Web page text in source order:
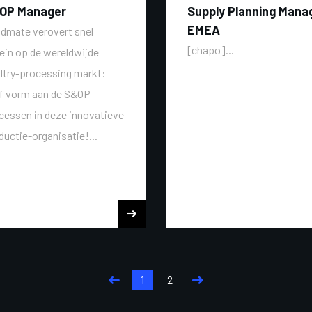
Manager
verovert snel
op de wereldwijde
processing markt:
vorm aan de S&OP
in deze innovatieve
organisatie!...
Supply Planning
EMEA
[chapo]...
1 2